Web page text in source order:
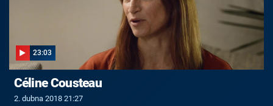
23:03
Céline Cousteau
2. dubna 2018 21:27